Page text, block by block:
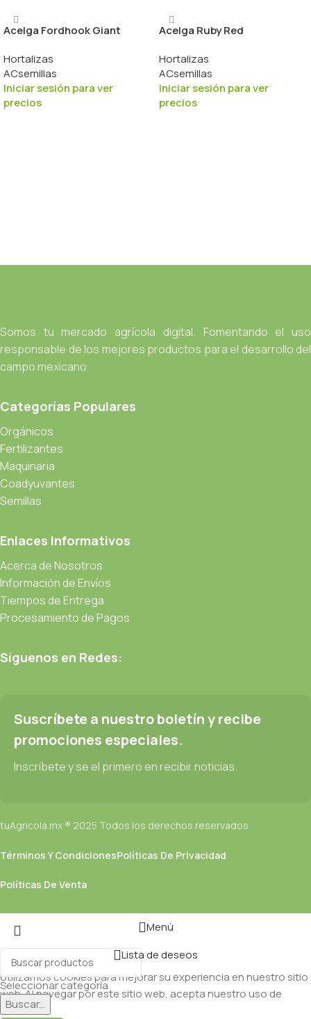
Acelga Fordhook Giant
Hortalizas
ACsemillas
Iniciar sesión para ver
precios
Acelga Ruby Red
Hortalizas
ACsemillas
Iniciar sesión para ver
precios
Somos tu mercado agrícola digital. Fomentando el uso
responsable de los mejores productos para el desarrollo del
campo mexicano.
Categorías Populares
Orgánicos
Fertilizantes
Maquinaria
Coadyuvantes
Semillas
Enlaces Informativos
Acerca de Nosotros
Información de Envíos
Tiempos de Entrega
Procesamiento de Pagos
Síguenos en Redes:
Suscríbete a nuestro boletín y recibe
promociones especiales.
Inscríbete y se el primero en recibir noticias.
tuAgricola.mx ® 2025 Todos los derechos reservados
Términos Y CondicionesPolíticas De Privacidad
Políticas De Venta
Seleccionar categoría
Buscar...
Menú
Lista de deseos
Utilizamos cookies para mejorar su experiencia en nuestro sitio
web. Al navegar por este sitio web, acepta nuestro uso de
cookies.